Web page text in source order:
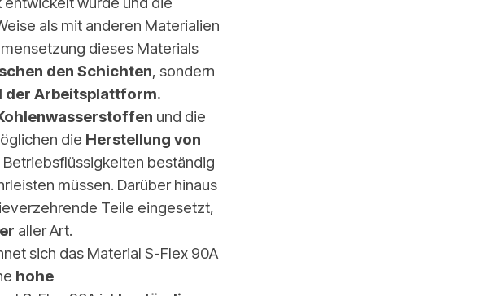
als mit anderen Materialien
dieses Materials
den Schichten, sondern
der Arbeitsplattform.
und die
die Herstellung von
beständig
müssen. Darüber hinaus
Teile eingesetzt,
aller Art.
sich das Material S-Flex 90A
hohe